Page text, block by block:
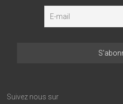
Suivez nous sur